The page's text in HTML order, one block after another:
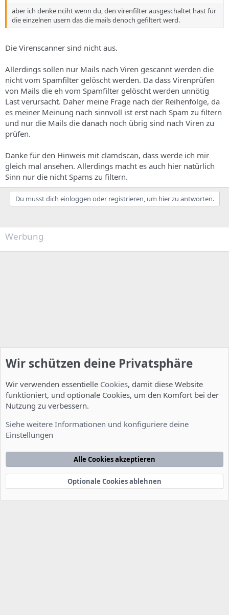
aber ich denke nciht wenn du, den virenfilter ausgeschaltet hast für
die einzelnen usern das die mails denoch gefiltert werd.
Die Virenscanner sind nicht aus.
Allerdings sollen nur Mails nach Viren gescannt werden die
nicht vom Spamfilter gelöscht werden. Da dass Virenprüfen
von Mails die eh vom Spamfilter gelöscht werden unnötig
Last verursacht. Daher meine Frage nach der Reihenfolge, da
es meiner Meinung nach sinnvoll ist erst nach Spam zu filtern
und nur die Mails die danach noch übrig sind nach Viren zu
prüfen.
Danke für den Hinweis mit clamdscan, dass werde ich mir
gleich mal ansehen. Allerdings macht es auch hier natürlich
Sinn nur die nicht Spams zu filtern.
Du musst dich einloggen oder registrieren, um hier zu antworten.
Werbung
Nutzungsbedingungen Datenschutzerklärung
Startseite
e
Community platform by XenForo® © 2010-2022 XenForo Ltd.
xenDach©2010-2014
Wir schützen deine Privatsphäre
Wir verwenden essentielle Cookies, damit diese Website
funktioniert, und optionale Cookies, um den Komfort bei der
Nutzung zu verbessern.
Siehe weitere Informationen und konfiguriere deine
Einstellungen
Alle Cookies akzeptieren
Optionale Cookies ablehnen